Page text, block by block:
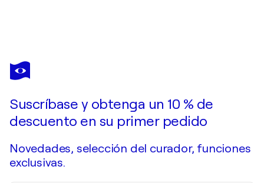
EMILIE
TEILLAUD
Pide una obra por encargo
Suscríbase y obtenga un 10 % de
descuento en su primer pedido
Novedades, selección del curador, funciones
exclusivas.